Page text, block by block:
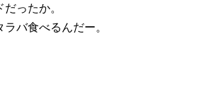
ったか。
バ食べるんだー。